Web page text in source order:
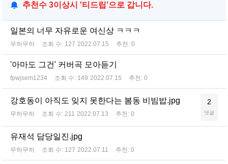
추천수 3이상시 '티드립'으로 갑니다.
일본의 너무 자유로운 여신상 ㅋㅋㅋ
무하무하 조회 수: 127 2022.07.15 추천: 0
'아마도 그건' 커버곡 모아듣기
fpwjsem1234 조회 수: 149 2022.07.15 추천: 0
강호동이 아직도 잊지 못한다는 봄동 비빔밥.jpg
무하무하 조회 수: 211 2022.07.13 추천: 0
2
댓글
유재석 담당일진.jpg
무하무하 조회 수: 127 2022.07.11 추천: 0